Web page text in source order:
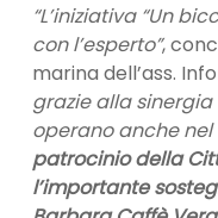
“L’iniziativa “Un
con l’esperto”,
marina dell’ass.
grazie alla
operano anche
patrocinio della
l’importante